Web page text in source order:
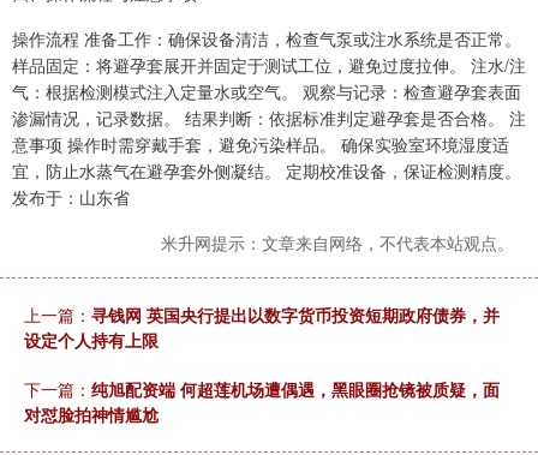
操作流程 准备工作：确保设备清洁，检查气泵或注水系统是否正常。
样品固定：将避孕套展开并固定于测试工位，避免过度拉伸。 注水/注
气：根据检测模式注入定量水或空气。 观察与记录：检查避孕套表面
渗漏情况，记录数据。 结果判断：依据标准判定避孕套是否合格。 注
意事项 操作时需穿戴手套，避免污染样品。 确保实验室环境湿度适
宜，防止水蒸气在避孕套外侧凝结。 定期校准设备，保证检测精度。
发布于：山东省
米升网提示：文章来自网络，不代表本站观点。
上一篇： 寻钱网 英国央行提出以数字货币投资短期政府债券，并
设定个人持有上限
下一篇： 纯旭配资端 何超莲机场遭偶遇，黑眼圈抢镜被质疑，面
对怼脸拍神情尴尬